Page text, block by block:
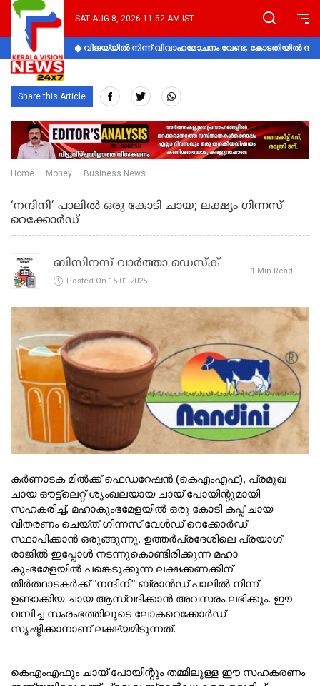
SAT AUG 8, 2026 11:52 AM IST
വിജയ്‌യിൽ നിന്ന് വിവാഹമോചനം വേണ്ട; കോടതിയിൽ
Share this Article
Home Money Business News
‘നന്ദിനി’ പാലിൽ ഒരു കോടി ചായ; ലക്ഷ്യം ഗിന്നസ്
റെക്കോർഡ്
ബിസിനസ് വാർത്താ ഡെസ്ക്
Posted On 15-01-2025
1 Min Read
കർണാടക മിൽക്ക് ഫെഡറേഷൻ (കെഎംഎഫ്), പ്രമുഖ
ചായ ഔട്ട്‌ലെറ്റ് ശൃംഖലയായ ചായ് പോയിന്റുമായി
സഹകരിച്ച്, മഹാകുംഭമേളയിൽ ഒരു കോടി കപ്പ് ചായ
വിതരണം ചെയ്ത് ഗിന്നസ് വേൾഡ് റെക്കോർഡ്
സ്ഥാപിക്കാൻ ഒരുങ്ങുന്നു. ഉത്തർപ്രദേശിലെ പ്രയാഗ്
രാജിൽ ഇപ്പോൾ നടന്നുകൊണ്ടിരിക്കുന്ന മഹാ
കുംഭമേളയിൽ പങ്കെടുക്കുന്ന ലക്ഷക്കണക്കിന്
തീർത്ഥാടകർക്ക് "നന്ദിനി" ബ്രാൻഡ് പാലിൽ നിന്ന്
ഉണ്ടാക്കിയ ചായ ആസ്വദിക്കാൻ അവസരം ലഭിക്കും. ഈ
വമ്പിച്ച സംരംഭത്തിലൂടെ ലോകറെക്കോർഡ്
സൃഷ്ടിക്കാനാണ് ലക്ഷ്യമിടുന്നത്.
കെഎംഎഫും ചായ് പോയിന്റും തമ്മിലുള്ള ഈ സഹകരണം